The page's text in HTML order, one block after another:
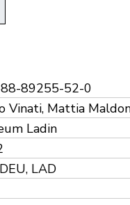
89255-52-0
Vinati, Mattia
Ladin
LAD